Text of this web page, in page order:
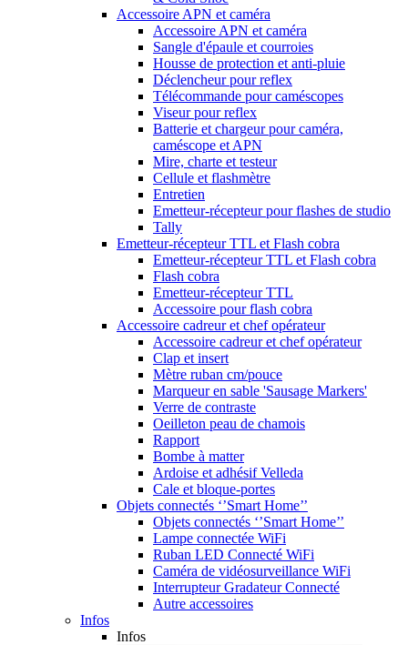
Accessoire APN et caméra
Accessoire APN et caméra
Sangle d'épaule et courroies
Housse de protection et anti-pluie
Déclencheur pour reflex
Télécommande pour caméscopes
Viseur pour reflex
Batterie et chargeur pour caméra,
caméscope et APN
Mire, charte et testeur
Cellule et flashmètre
Entretien
Emetteur-récepteur pour flashes de studio
Tally
Emetteur-récepteur TTL et Flash cobra
Emetteur-récepteur TTL et Flash cobra
Flash cobra
Emetteur-récepteur TTL
Accessoire pour flash cobra
Accessoire cadreur et chef opérateur
Accessoire cadreur et chef opérateur
Clap et insert
Mètre ruban cm/pouce
Marqueur en sable 'Sausage Markers'
Verre de contraste
Oeilleton peau de chamois
Rapport
Bombe à matter
Ardoise et adhésif Velleda
Cale et bloque-portes
Objets connectés ‘’Smart Home’’
Objets connectés ‘’Smart Home’’
Lampe connectée WiFi
Ruban LED Connecté WiFi
Caméra de vidéosurveillance WiFi
Interrupteur Gradateur Connecté
Autre accessoires
Infos
Infos